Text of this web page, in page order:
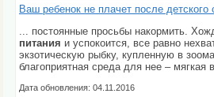
Ваш ребенок не плачет после
... постоянные просьбы накормить.
питания и успокоится, все равно
экзотическую рыбку, купленную в
благоприятная среда для нее –
Дата обновления: 04.11.2016